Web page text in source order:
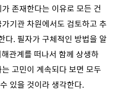
존재한다는 이유로 모든 건
기관 차원에서도 검토하고 추
다. 필자가 구체적인 방법을 알
관계를 떠나서 함께 상생하
고민이 계속되다 보면 모두
있을 것이라 생각한다.